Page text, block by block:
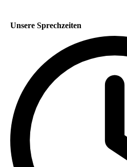
Unsere Sprechzeiten